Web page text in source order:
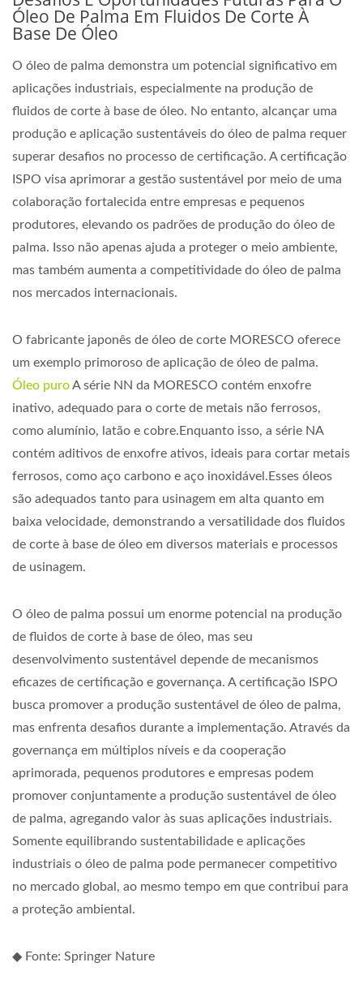
Óleo De Palma Em Fluidos De Corte À
Base De Óleo
O óleo de palma demonstra um potencial significativo em
aplicações industriais, especialmente na produção de
fluidos de corte à base de óleo. No entanto, alcançar uma
produção e aplicação sustentáveis do óleo de palma requer
superar desafios no processo de certificação. A certificação
ISPO visa aprimorar a gestão sustentável por meio de uma
colaboração fortalecida entre empresas e pequenos
produtores, elevando os padrões de produção do óleo de
palma. Isso não apenas ajuda a proteger o meio ambiente,
mas também aumenta a competitividade do óleo de palma
nos mercados internacionais.
O fabricante japonês de óleo de corte MORESCO oferece
um exemplo primoroso de aplicação de óleo de palma.
Óleo puroA série NN da MORESCO contém enxofre
inativo, adequado para o corte de metais não ferrosos,
como alumínio, latão e cobre.Enquanto isso, a série NA
contém aditivos de enxofre ativos, ideais para cortar metais
ferrosos, como aço carbono e aço inoxidável.Esses óleos
são adequados tanto para usinagem em alta quanto em
baixa velocidade, demonstrando a versatilidade dos fluidos
de corte à base de óleo em diversos materiais e processos
de usinagem.
O óleo de palma possui um enorme potencial na produção
de fluidos de corte à base de óleo, mas seu
desenvolvimento sustentável depende de mecanismos
eficazes de certificação e governança. A certificação ISPO
busca promover a produção sustentável de óleo de palma,
mas enfrenta desafios durante a implementação. Através da
governança em múltiplos níveis e da cooperação
aprimorada, pequenos produtores e empresas podem
promover conjuntamente a produção sustentável de óleo
de palma, agregando valor às suas aplicações industriais.
Somente equilibrando sustentabilidade e aplicações
industriais o óleo de palma pode permanecer competitivo
no mercado global, ao mesmo tempo em que contribui para
a proteção ambiental.
◆ Fonte: Springer Nature